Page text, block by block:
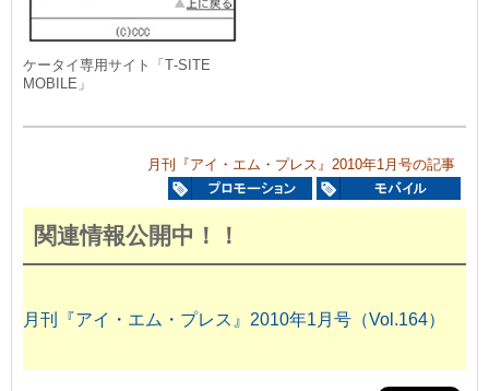
ケータイ専用サイト「T‐SITE
MOBILE」
月刊『アイ・エム・プレス』2010年1月号の記事
関連情報公開中！！
月刊『アイ・エム・プレス』2010年1月号（Vol.164）